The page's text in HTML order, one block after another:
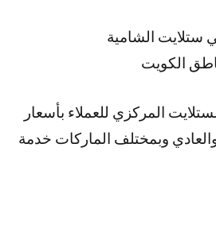
ستلايت الشامية
المركزي للعملاء بأسعار
وبمختلف الماركات خدمة